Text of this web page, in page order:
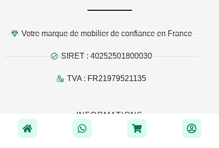
Votre marque de mobilier de confiance en France
SIRET : 40252501800030
TVA : FR21979521135
INFORMATIONS